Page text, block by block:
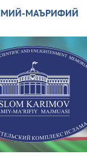
МАЪРИФИЙ